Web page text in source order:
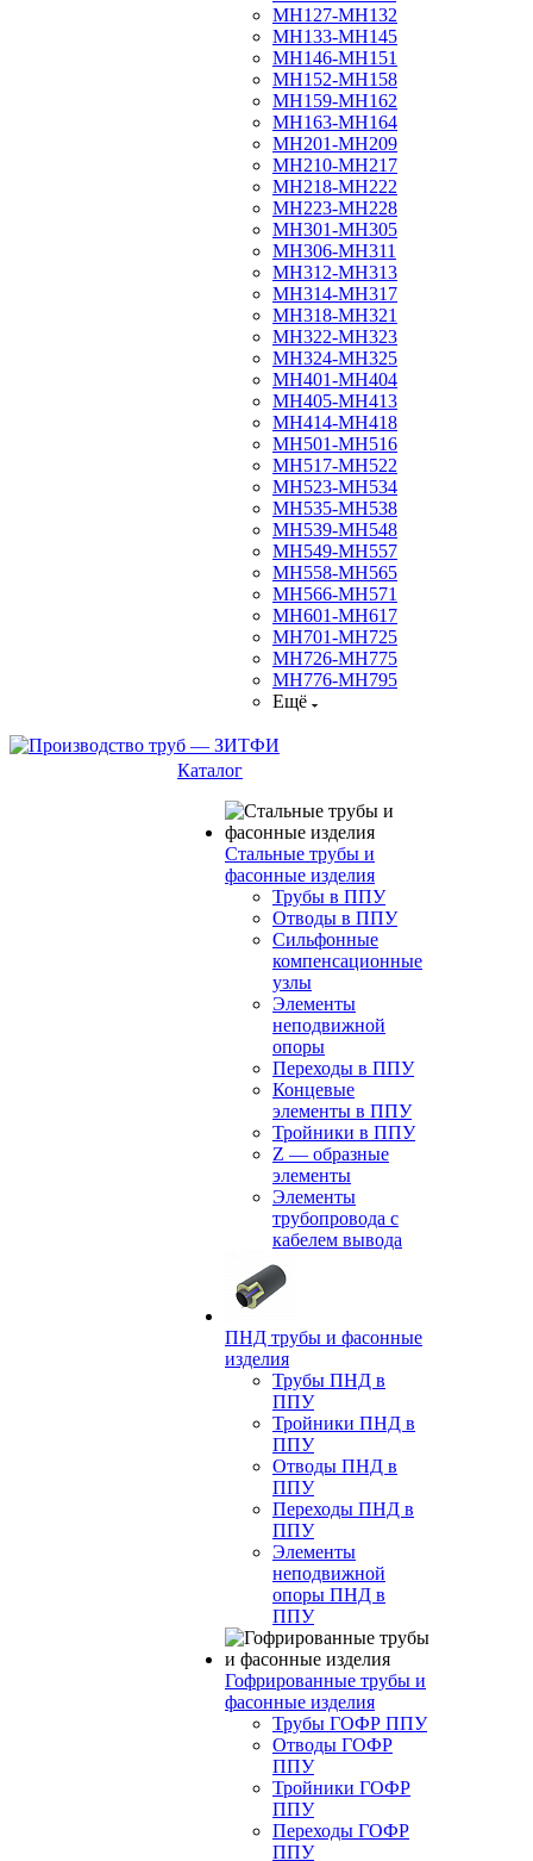
МН127-МН132
МН133-МН145
МН146-МН151
МН152-МН158
МН159-МН162
МН163-МН164
МН201-МН209
МН210-МН217
МН218-МН222
МН223-МН228
МН301-МН305
МН306-МН311
МН312-МН313
МН314-МН317
МН318-МН321
МН322-МН323
МН324-МН325
МН401-МН404
МН405-МН413
МН414-МН418
МН501-МН516
МН517-МН522
МН523-МН534
МН535-МН538
МН539-МН548
МН549-МН557
МН558-МН565
МН566-МН571
МН601-МН617
МН701-МН725
МН726-МН775
МН776-МН795
Ещё
Каталог
Стальные трубы и
фасонные изделия
Трубы в ППУ
Отводы в ППУ
Сильфонные
компенсационные
узлы
Элементы
неподвижной
опоры
Переходы в ППУ
Концевые
элементы в ППУ
Тройники в ППУ
Z — образные
элементы
Элементы
трубопровода с
кабелем вывода
ПНД трубы и фасонные
изделия
Трубы ПНД в
ППУ
Тройники ПНД в
ППУ
Отводы ПНД в
ППУ
Переходы ПНД в
ППУ
Элементы
неподвижной
опоры ПНД в
ППУ
Гофрированные трубы и
фасонные изделия
Трубы ГОФР ППУ
Отводы ГОФР
ППУ
Тройники ГОФР
ППУ
Переходы ГОФР
ППУ